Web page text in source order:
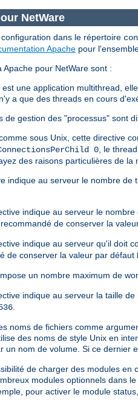
NetWare
dans le répertoire
Apache pour
pour NetWare sont :
une application multithread,
a que des threads en cours
de gestion des "processus" sont
sous Unix, cette directive
0, le
des raisons particulières de la
indique au serveur le nombre
indique au serveur le
de conserver la
indique au serveur qu'il doit
de conserver la valeur par défaut
un nombre maximum de
indique au serveur la taille
.
noms de fichiers comme
des noms de style Unix en
un nom de volume. Si ce dernier
de charger des modules
modules optionnels dans
pour activer le module